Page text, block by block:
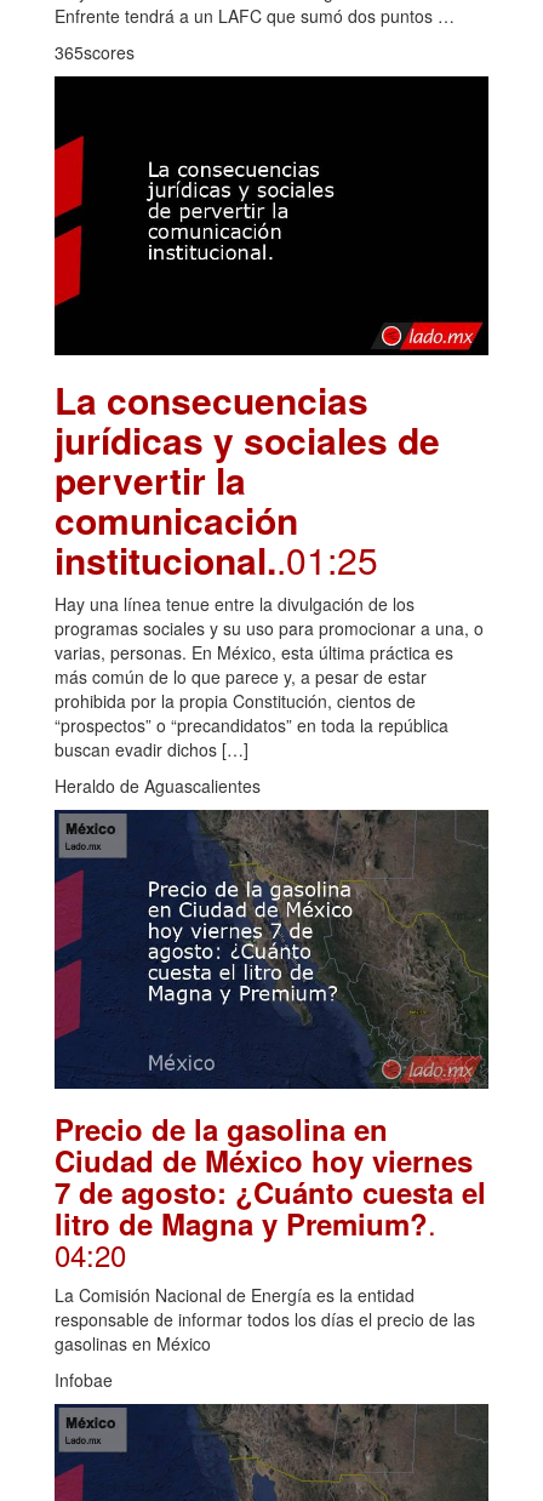
Enfrente tendrá a un LAFC que sumó dos puntos …
365scores
La consecuencias
jurídicas y sociales de
pervertir la
comunicación
institucional..01:25
Hay una línea tenue entre la divulgación de los
programas sociales y su uso para promocionar a una, o
varias, personas. En México, esta última práctica es
más común de lo que parece y, a pesar de estar
prohibida por la propia Constitución, cientos de
“prospectos” o “precandidatos” en toda la república
buscan evadir dichos […]
Heraldo de Aguascalientes
Precio de la gasolina en
Ciudad de México hoy viernes
7 de agosto: ¿Cuánto cuesta el
litro de Magna y Premium?.
04:20
La Comisión Nacional de Energía es la entidad
responsable de informar todos los días el precio de las
gasolinas en México
Infobae